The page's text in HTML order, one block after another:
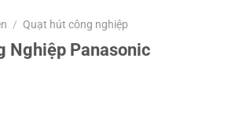
/ Quạt hút công nghiệp
Nghiệp Panasonic